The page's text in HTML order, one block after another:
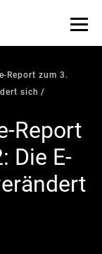
Report zum 3.
sich
Report
Die E-